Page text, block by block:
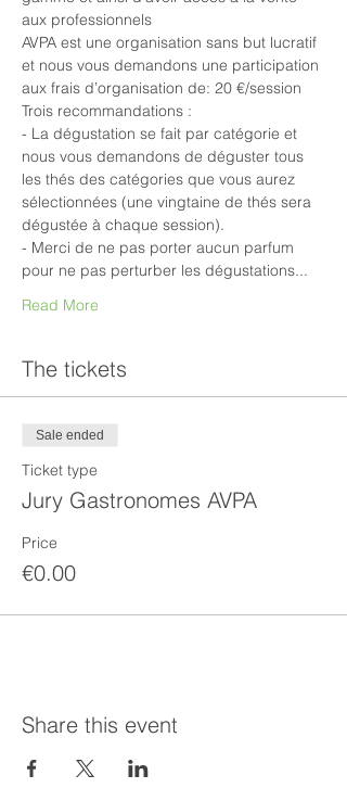
aux professionnels
AVPA est une organisation sans but lucratif
et nous vous demandons une participation
aux frais d’organisation de: 20 €/session
Trois recommandations :
- La dégustation se fait par catégorie et
nous vous demandons de déguster tous
les thés des catégories que vous aurez
sélectionnées (une vingtaine de thés sera
dégustée à chaque session).
- Merci de ne pas porter aucun parfum
pour ne pas perturber les dégustations...
Read More
The tickets
Sale ended
Ticket type
Jury Gastronomes AVPA
Price
€0.00
Share this event